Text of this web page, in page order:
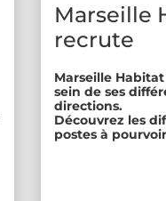
Marseille
recrute
Marseille
sein de ses
directions.
Découvrez les
postes à